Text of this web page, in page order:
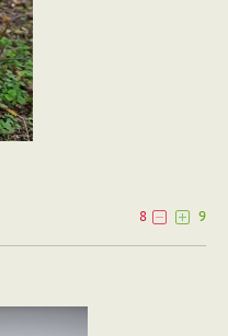
8
9